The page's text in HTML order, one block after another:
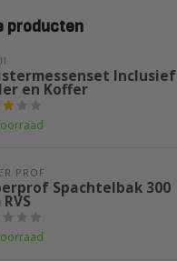
producten
Inclusief
en Koffer
PROF
Spachtelbak 300